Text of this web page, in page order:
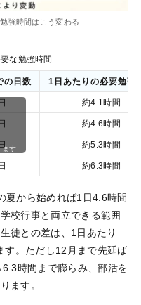
強時間はこう変わる
な勉強時間
の日数 1日あたりの必要勉強
約4.1時間
約4.6時間
約5.3時間
約6.3時間
ます
夏から始めれば1日4.6時間
校行事と両立できる範囲
徒との差は、1日あたり
す。ただし12月まで先延ば
時間まで膨らみ、部活を
ます。